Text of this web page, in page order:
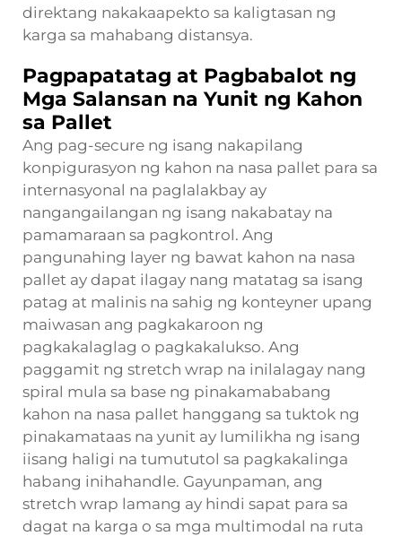
direktang nakakaapekto sa kaligtasan ng
karga sa mahabang distansya.
Pagpapatatag at Pagbabalot ng
Mga Salansan na Yunit ng Kahon
sa Pallet
Ang pag-secure ng isang nakapilang
konpigurasyon ng kahon na nasa pallet para sa
internasyonal na paglalakbay ay
nangangailangan ng isang nakabatay na
pamamaraan sa pagkontrol. Ang
pangunahing layer ng bawat kahon na nasa
pallet ay dapat ilagay nang matatag sa isang
patag at malinis na sahig ng konteyner upang
maiwasan ang pagkakaroon ng
pagkakalaglag o pagkakalukso. Ang
paggamit ng stretch wrap na inilalagay nang
spiral mula sa base ng pinakamababang
kahon na nasa pallet hanggang sa tuktok ng
pinakamataas na yunit ay lumilikha ng isang
iisang haligi na tumututol sa pagkakalinga
habang inihahandle. Gayunpaman, ang
stretch wrap lamang ay hindi sapat para sa
dagat na karga o sa mga multimodal na ruta